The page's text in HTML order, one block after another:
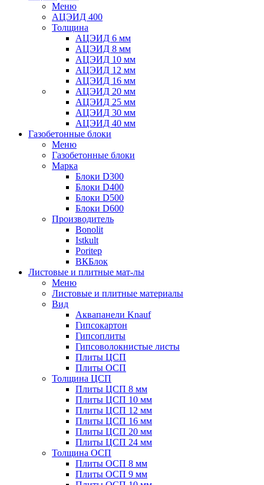
Меню
АЦЭИД 400
Толщина
АЦЭИД 6 мм
АЦЭИД 8 мм
АЦЭИД 10 мм
АЦЭИД 12 мм
АЦЭИД 16 мм
АЦЭИД 20 мм
АЦЭИД 25 мм
АЦЭИД 30 мм
АЦЭИД 40 мм
Газобетонные блоки
Меню
Газобетонные блоки
Марка
Блоки D300
Блоки D400
Блоки D500
Блоки D600
Производитель
Bonolit
Istkult
Poritep
ВКБлок
Листовые и плитные мат-лы
Меню
Листовые и плитные материалы
Вид
Аквапанели Knauf
Гипсокартон
Гипсоплиты
Гипсоволокнистые листы
Плиты ЦСП
Плиты ОСП
Толщина ЦСП
Плиты ЦСП 8 мм
Плиты ЦСП 10 мм
Плиты ЦСП 12 мм
Плиты ЦСП 16 мм
Плиты ЦСП 20 мм
Плиты ЦСП 24 мм
Толщина ОСП
Плиты ОСП 8 мм
Плиты ОСП 9 мм